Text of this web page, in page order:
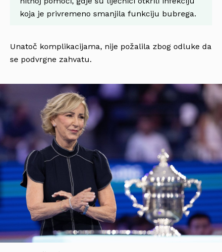
koja je privremeno smanjila funkciju bubrega.
Unatoč komplikacijama, nije požalila zbog odluke da
se podvrgne zahvatu.